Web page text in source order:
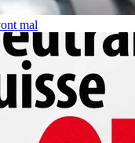
mal